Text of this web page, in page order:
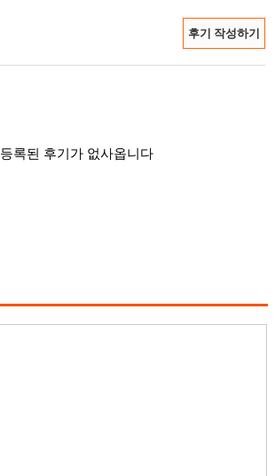
후기 작성하기
등록된 후기가 없사옵니다